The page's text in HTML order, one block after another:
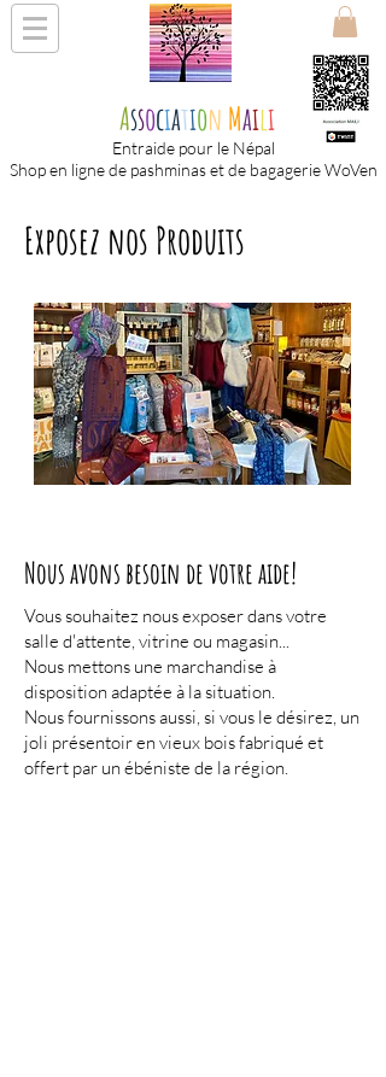
Association Maili
Entraide pour le Népal
Shop en ligne de pashminas et de bagagerie WoVen
Exposez nos Produits
Nous avons besoin de votre aide!
Vous souhaitez nous exposer dans votre
salle d'attente, vitrine ou magasin...
Nous mettons une marchandise à
disposition adaptée à la situation.
Nous fournissons aussi, si vous le désirez, un
joli présentoir en vieux bois fabriqué et
offert par un ébéniste de la région.